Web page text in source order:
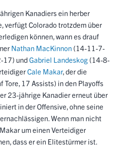
Kanadiers ein herber
verfügt Colorado trotzdem über
können, wann es drauf
Nathan MacKinnon (14-11-7-
17) undGabriel Landeskog (14-8-
Cale Makar, der die
17 Assists) in den Playoffs
23-jährige Kanadier erneut über
in der Offensive, ohne seine
Wenn man nicht
um einen Verteidiger
dass er ein Elitestürmer ist.